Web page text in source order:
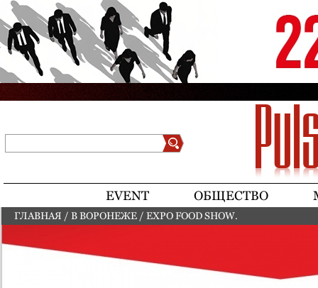
Jump to navigation
EVENT ОБЩЕСТВО
ГЛАВНАЯ / В ВОРОНЕЖЕ / EXPO FOOD SHOW.